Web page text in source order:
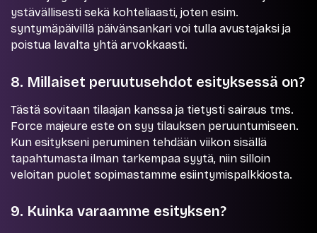
ystävällisesti sekä kohteliaasti, joten esim.
syntymäpäivillä päivänsankari voi tulla avustajaksi ja
poistua lavalta yhtä arvokkaasti.
8. Millaiset peruutusehdot esityksessä on?
Tästä sovitaan tilaajan kanssa ja tietysti sairaus tms.
Force majeure este on syy tilauksen peruuntumiseen.
Kun esitykseni peruminen tehdään viikon sisällä
tapahtumasta ilman tarkempaa syytä, niin silloin
veloitan puolet sopimastamme esiintymispalkkiosta.
9. Kuinka varaamme esityksen?